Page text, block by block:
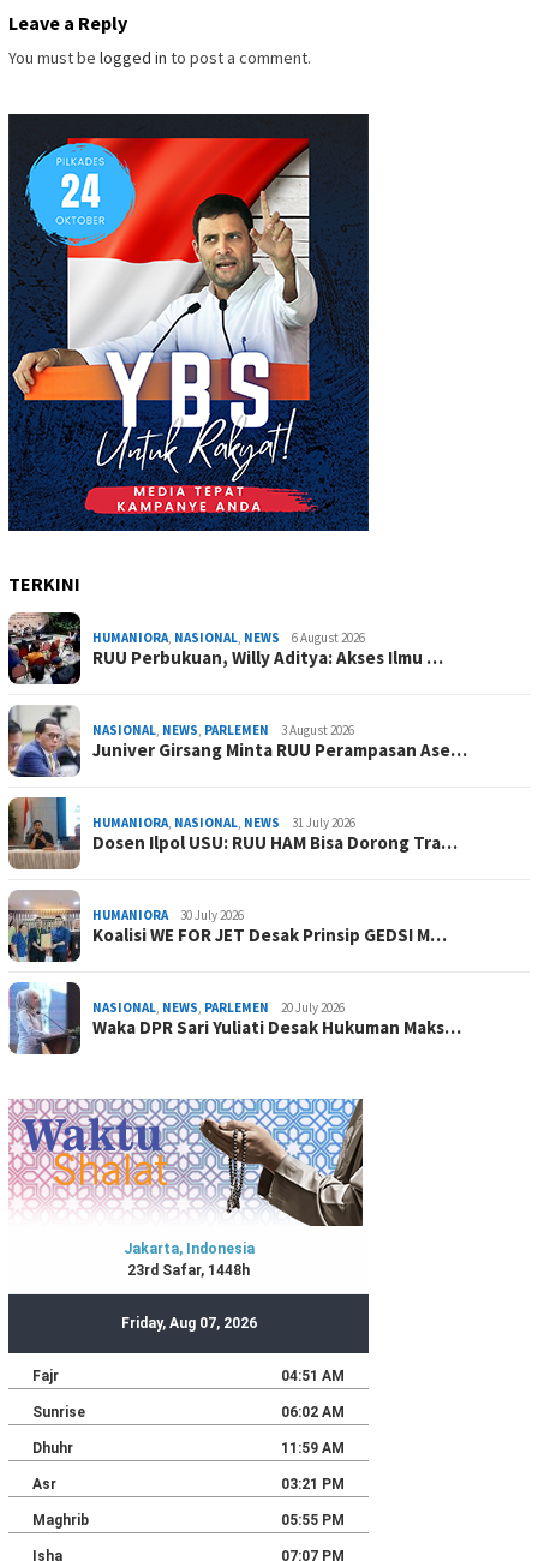
Leave a Reply
You must be logged in to post a comment.
TERKINI
HUMANIORA, NASIONAL, NEWS 6 August 2026
RUU Perbukuan, Willy Aditya: Akses Ilmu …
NASIONAL, NEWS, PARLEMEN 3 August 2026
Juniver Girsang Minta RUU Perampasan Ase…
HUMANIORA, NASIONAL, NEWS 31 July 2026
Dosen Ilpol USU: RUU HAM Bisa Dorong Tra…
HUMANIORA 30 July 2026
Koalisi WE FOR JET Desak Prinsip GEDSI M…
NASIONAL, NEWS, PARLEMEN 20 July 2026
Waka DPR Sari Yuliati Desak Hukuman Maks…